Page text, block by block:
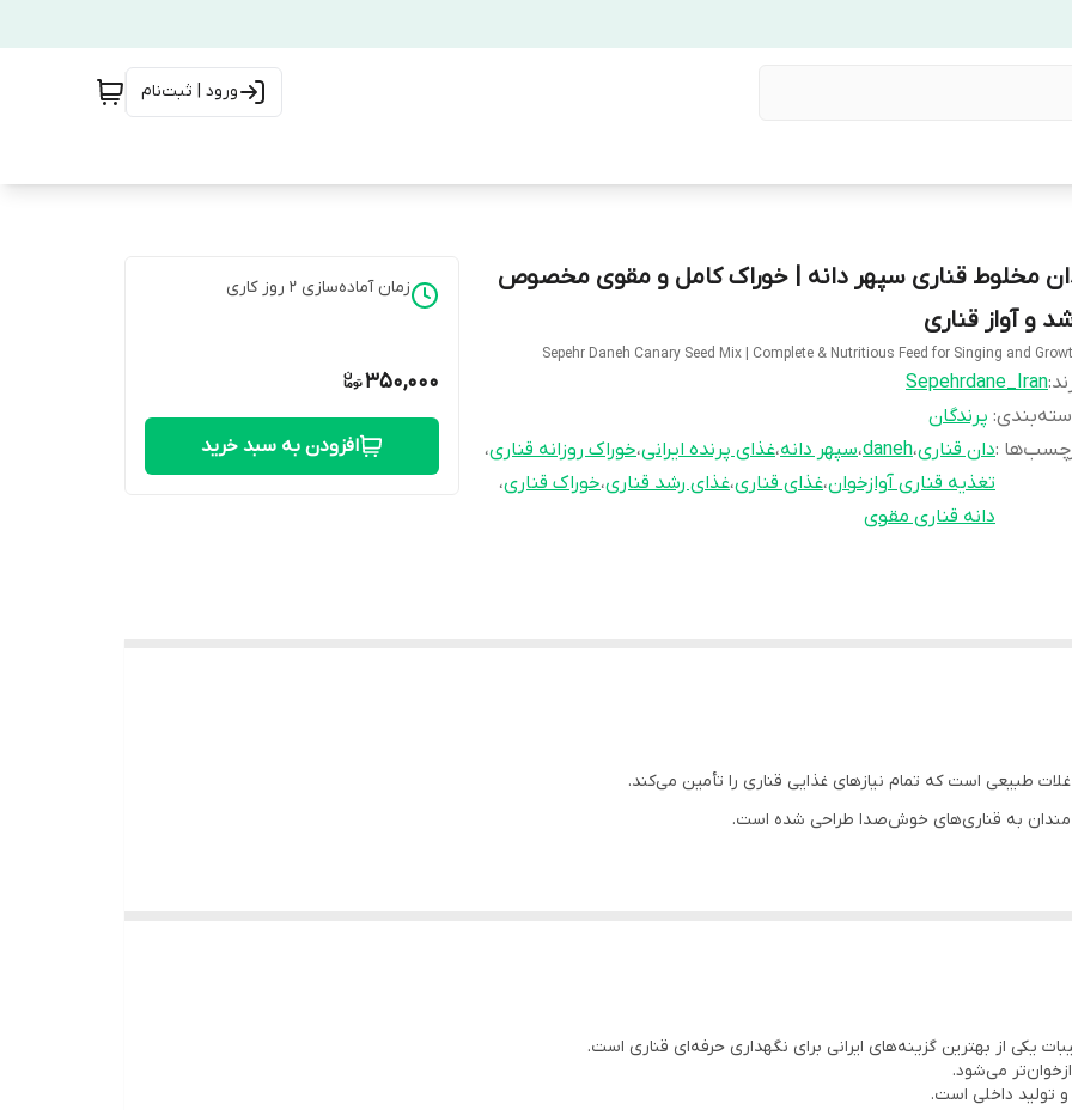
ورود | ثبت‌نام
مخلوط قناری سپهر دانه | خوراک کامل و مقوی مخصوص
و آواز قناری
Sepehr Daneh Canary Seed Mix | Complete & Nutritious Feed for Singing and
Sepehrdane_Iran
: پرندگان
:دان قناری،daneh،سپهر دانه،غذای پرنده ایرانی،خوراک روزانه قناری،
تغذیه قناری آوازخوان،غذای قناری،غذای رشد قناری،خوراک قناری،
دانه قناری مقوی
زمان آماده‌سازی 2 روز کاری
350,000
افزودن به سبد خرید
طبیعی است که تمام نیازهای غذایی قناری را تأمین می‌کند.
به قناری‌های خوش‌صدا طراحی شده است.
یکی از بهترین گزینه‌های ایرانی برای نگهداری حرفه‌ای قناری است.
می‌شود.
تولید داخلی است.